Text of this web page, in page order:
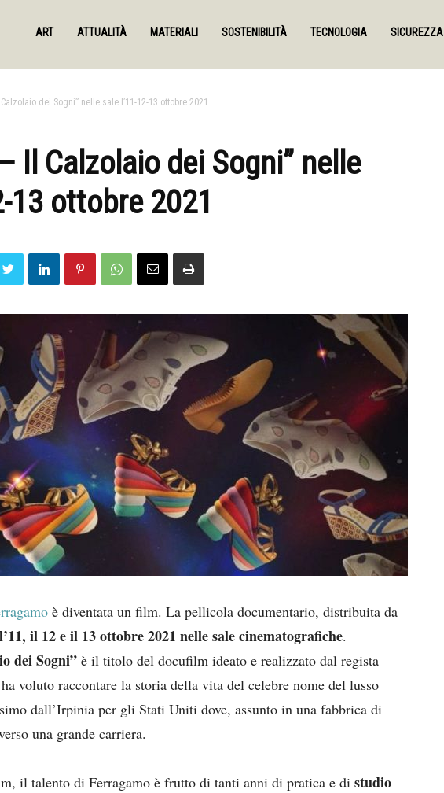
ART ATTUALITÀ MATERIALI SOSTENIBILITÀ TECNOLOGIA SICUREZZA
dei Sogni” nelle sale l’11-12-13 ottobre 2021
Il Calzolaio dei Sogni” nelle
13 ottobre 2021
è diventata un film. La pellicola documentario, distribuita da
l’11, il 12 e il 13 ottobre 2021 nelle sale cinematografiche.
dei Sogni” è il titolo del docufilm ideato e realizzato dal regista
voluto raccontare la storia della vita del celebre nome del lusso
dall’Irpinia per gli Stati Uniti dove, assunto in una fabbrica di
una grande carriera.
il talento di Ferragamo è frutto di tanti anni di pratica e di studio